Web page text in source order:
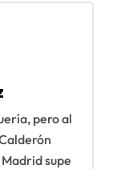
pero al
supe